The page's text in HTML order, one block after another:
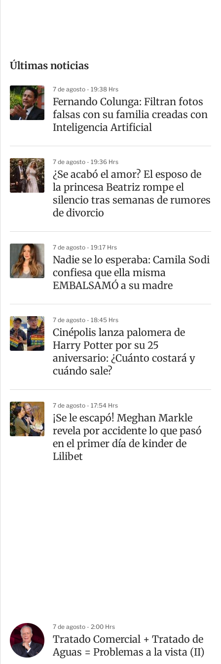
m
a
r
t
Últimas noticias
7 de agosto - 19:38 Hrs
Fernando Colunga: Filtran fotos
falsas con su familia creadas con
Inteligencia Artificial
7 de agosto - 19:36 Hrs
¿Se acabó el amor? El esposo de
la princesa Beatriz rompe el
silencio tras semanas de rumores
de divorcio
7 de agosto - 19:17 Hrs
Nadie se lo esperaba: Camila Sodi
confiesa que ella misma
EMBALSAMÓ a su madre
7 de agosto - 18:45 Hrs
Cinépolis lanza palomera de
Harry Potter por su 25
aniversario: ¿Cuánto costará y
cuándo sale?
7 de agosto - 17:54 Hrs
¡Se le escapó! Meghan Markle
revela por accidente lo que pasó
en el primer día de kinder de
Lilibet
7 de agosto - 2:00 Hrs
Tratado Comercial + Tratado de
Aguas = Problemas a la vista (II)